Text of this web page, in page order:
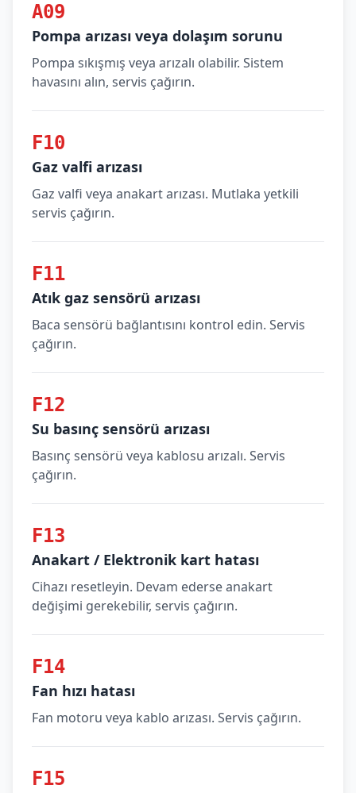
A09
Pompa arızası veya dolaşım sorunu
Pompa sıkışmış veya arızalı olabilir. Sistem
havasını alın, servis çağırın.
F10
Gaz valfi arızası
Gaz valfi veya anakart arızası. Mutlaka yetkili
servis çağırın.
F11
Atık gaz sensörü arızası
Baca sensörü bağlantısını kontrol edin. Servis
çağırın.
F12
Su basınç sensörü arızası
Basınç sensörü veya kablosu arızalı. Servis
çağırın.
F13
Anakart / Elektronik kart hatası
Cihazı resetleyin. Devam ederse anakart
değişimi gerekebilir, servis çağırın.
F14
Fan hızı hatası
Fan motoru veya kablo arızası. Servis çağırın.
F15